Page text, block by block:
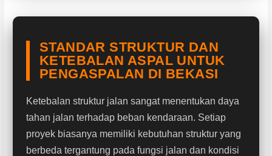
STANDAR STRUKTUR DAN
KETEBALAN ASPAL UNTUK
PENGASPALAN DI BEKASI
Ketebalan struktur jalan sangat menentukan daya
tahan jalan terhadap beban kendaraan. Setiap
proyek biasanya memiliki kebutuhan struktur yang
berbeda tergantung pada fungsi jalan dan kondisi